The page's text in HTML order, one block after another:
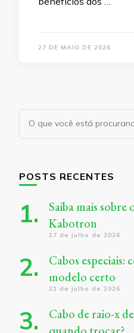
27 DE MAIO DE 2026
Procurando
POSTS RECENTES
Saiba mais
Kabotron
27 de julho de 2026
Cabos especiais:
modelo certo
21 de julho de 2026
Cabo de raio-x